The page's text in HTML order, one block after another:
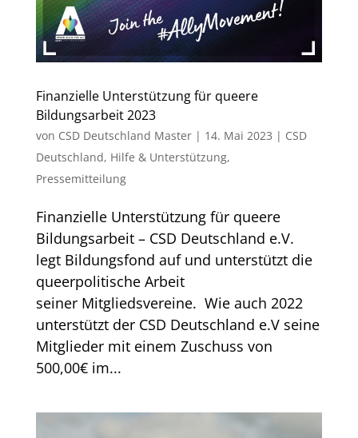
Finanzielle Unterstützung für queere
Bildungsarbeit 2023
von CSD Deutschland Master| 14. Mai 2023 | CSD
Deutschland, Hilfe & Unterstützung,
Pressemitteilung
Finanzielle Unterstützung für queere
Bildungsarbeit – CSD Deutschland e.V.
legt Bildungsfond auf und unterstützt die
queerpolitische Arbeit
seiner Mitgliedsvereine. Wie auch 2022
unterstützt der CSD Deutschland e.V seine
Mitglieder mit einem Zuschuss von
500,00€ im...